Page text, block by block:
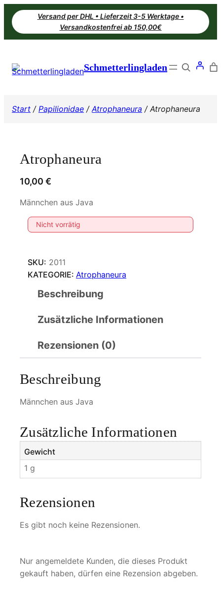
Zum
Inhalt
springen
Versand per DHL • Lieferzeit 3-5 Werktage •
Versandkostenfrei ab 150,00€
Schmetterlingladen Search
Start / Papilionidae /Atrophaneura / Atrophaneura
Atrophaneura
10,00 €
Männchen aus Java
Nicht vorrätig
SKU: 2011
KATEGORIE: Atrophaneura
Beschreibung
Zusätzliche Informationen
Rezensionen (0)
Beschreibung
Männchen aus Java
Zusätzliche Informationen
Gewicht
1 g
Rezensionen
Es gibt noch keine Rezensionen.
Nur angemeldete Kunden, die dieses Produkt
gekauft haben, dürfen eine Rezension abgeben.